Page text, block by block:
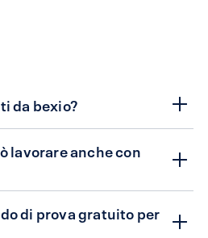
da bexio?
lavorare anche con
di prova gratuito per